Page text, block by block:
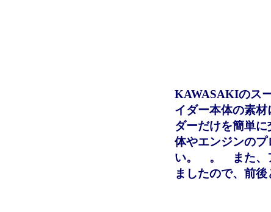
KAWASAKIのス
イダー本体の素
ダーだけを簡単
体やエンジンの
い。 。 また、ア
ましたので、前後